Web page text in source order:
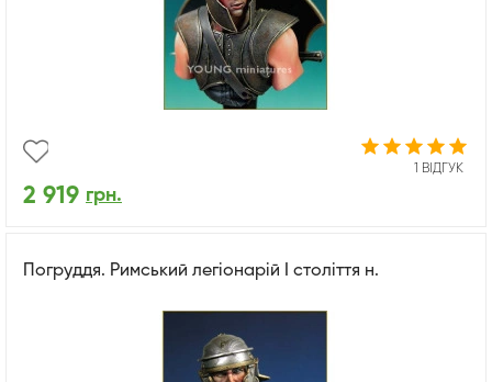
1 ВІДГУК
2 919 грн.
Погруддя. Римський легіонарій I століття н.